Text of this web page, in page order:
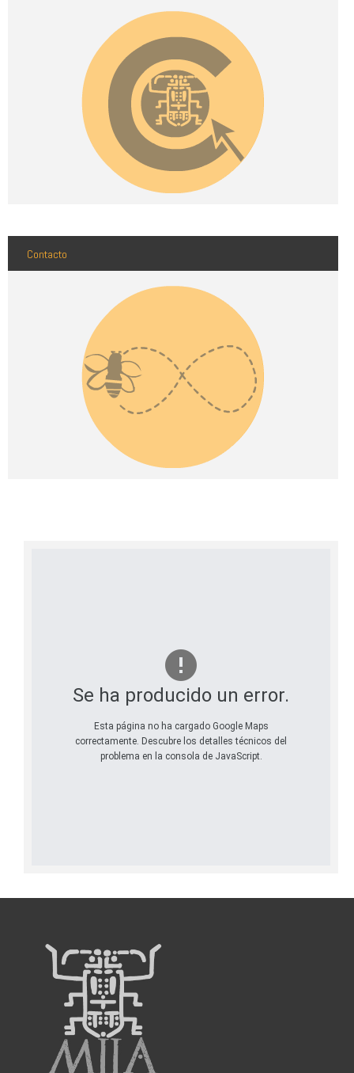
Contacto
Se ha producido un error.
Esta página no ha cargado Google Maps
correctamente. Descubre los detalles técnicos del
problema en la consola de JavaScript.